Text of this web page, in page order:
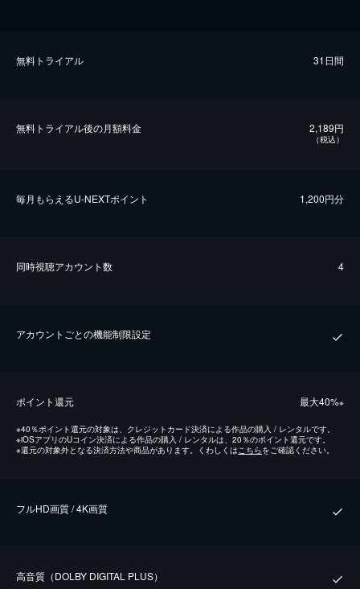
無料トライアル 31日間
無料トライアル後の⽉額料金 2,189円
（税込）
毎⽉もらえるU-NEXTポイント 1,200円分
同時視聴アカウント数 4
アカウントごとの機能制限設定
ポイント還元 最⼤40%※
※40％ポイント還元の対象は、クレジットカード決済による作品の購入 / レンタルです。
※iOSアプリのUコイン決済による作品の購入 / レンタルは、20％のポイント還元です。
※還元の対象外となる決済方法や商品があります。くわしくは こちらをご確認ください。
フルHD画質 / 4K画質
⾼⾳質（DOLBY DIGITAL PLUS）